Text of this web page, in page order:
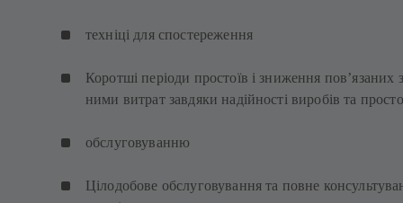
техніці для спостереження
Коротші періоди простоїв і зниження пов’язаних з
ними витрат завдяки надійності виробів та
обслуговуванню
Цілодобове обслуговування та повне